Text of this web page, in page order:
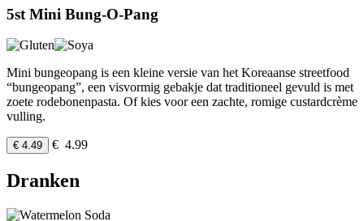
5st Mini Bung-O-Pang
Mini bungeopang is een kleine versie van het Koreaanse streetfood
“bungeopang”, een visvormig gebakje dat traditioneel gevuld is met
zoete rodebonenpasta. Of kies voor een zachte, romige custardcrème
vulling.
€ 4.49 € 4.99
Dranken